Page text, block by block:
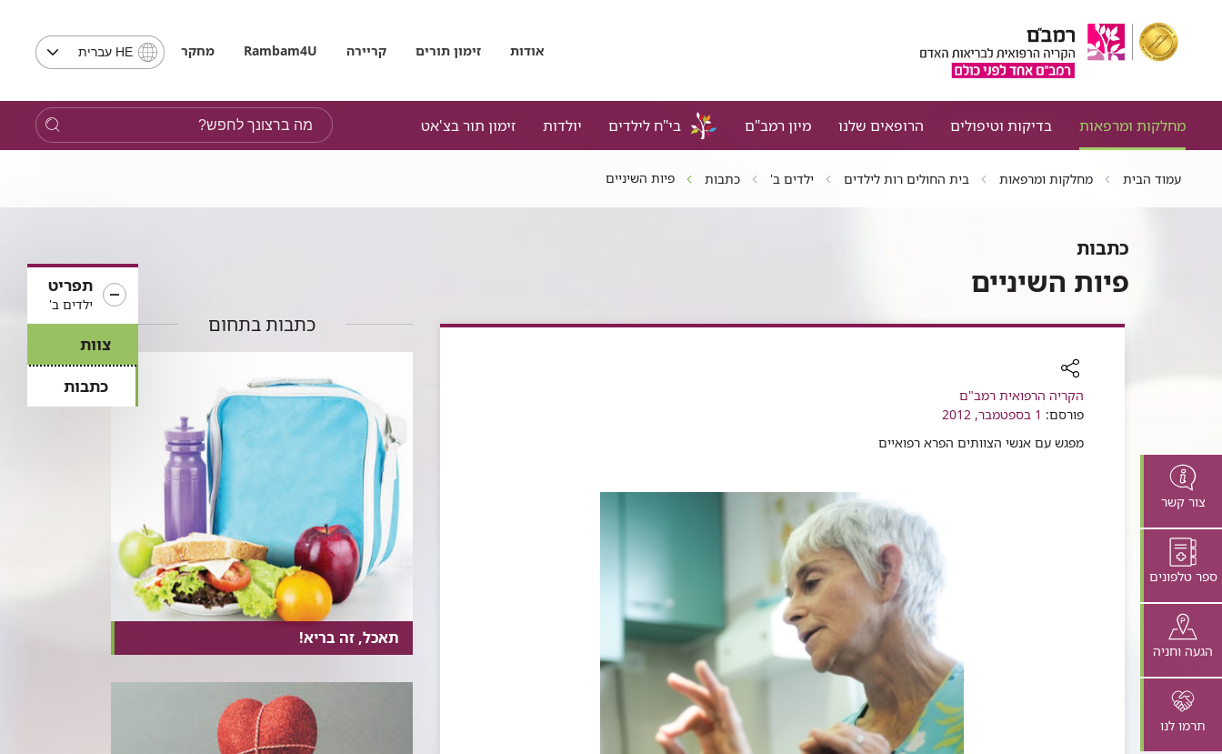
אודות זימון תורים קריירה Rambam4U מחקר
בחירת
שים
לב,
בבחירת
לאתר
HE עברית
מחלקות ומרפאות בדיקות וטיפולים הרופאים שלנו מיון רמב"ם בי"ח לילדים יולדות זימון תור בצ'אט
מה
ברצונך
לחפש?
צור קשר
ספר טלפונים
הגעה וחניה
תרמו לנו
עמוד הבית מחלקות ומרפאות בית החולים רות לילדים ילדים ב' כתבות פיות השיניים
תפריט
ילדים ב'
צוות
כתבות
כתבות
פיות השיניים
רכיב
שיתוף
הקריה הרפואית רמב"ם
פורסם: 1 בספטמבר, 2012
מפגש עם אנשי הצוותים הפרא רפואיים
כתבות בתחום
תאכל, זה בריא!